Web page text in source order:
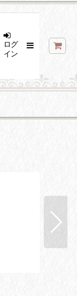
ログ
イン